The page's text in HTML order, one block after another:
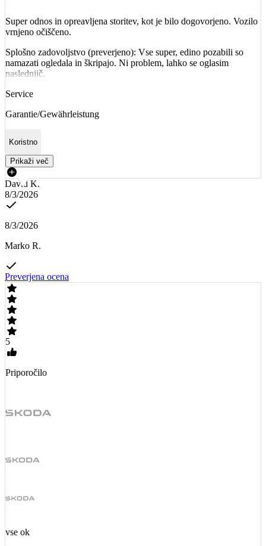
Super odnos in opreavljena storitev, kot je bilo dogovorjeno. Vozilo
vrnjeno očiščeno.
Splošno zadovoljstvo (preverjeno): Vse super, edino pozabili so
namazati ogledala in škripajo. Ni problem, lahko se oglasim
naslednjič.
Service
Garantie/Gewährleistung
Koristno
Prikaži več
David K.
8/3/2026
8/3/2026
Marko R.
Preverjena ocena
5
Priporočilo
vse ok